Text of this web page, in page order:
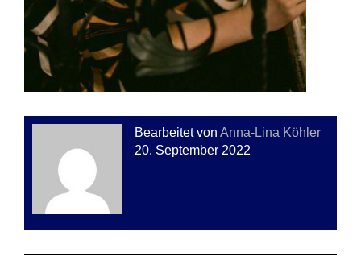
Bearbeitet von Anna-Lina Köhler
20. September 2022